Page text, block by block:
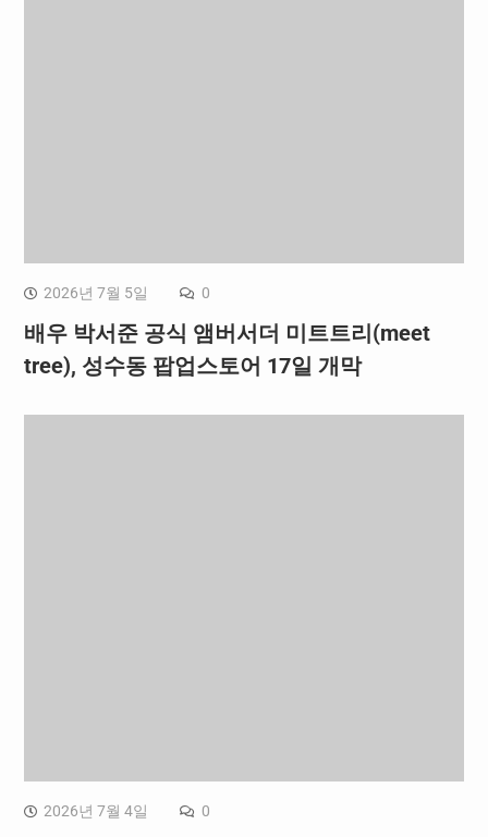
2026년 7월 5일 0
배우 박서준 공식 앰버서더 미트트리(meet
tree), 성수동 팝업스토어 17일 개막
2026년 7월 4일 0